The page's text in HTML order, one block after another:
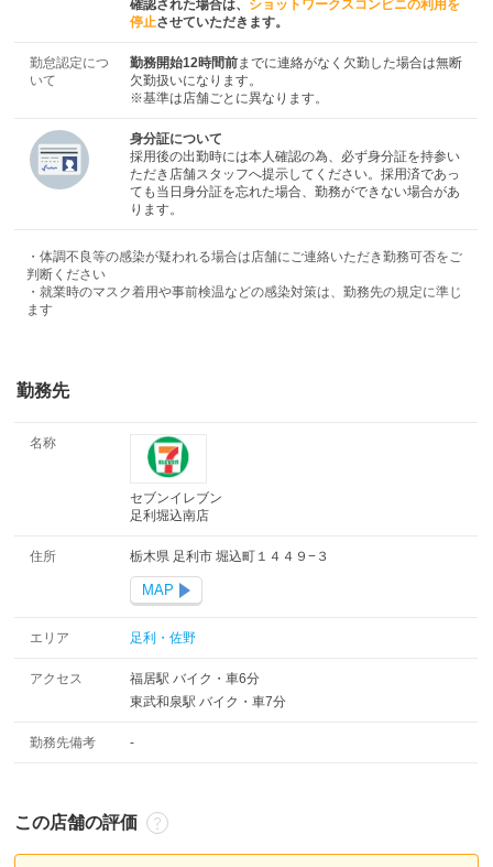
確認された場合は、 ショットワークスコンビニの利用を
停止させていただきます。
勤怠認定につ
いて
勤務開始12時間前までに連絡がなく欠勤した場合は無断
欠勤扱いになります。
※基準は店舗ごとに異なります。
身分証について
採用後の出勤時には本人確認の為、必ず身分証を持参い
ただき店舗スタッフへ提示してください。採用済であっ
ても当日身分証を忘れた場合、勤務ができない場合があ
ります。
・体調不良等の感染が疑われる場合は店舗にご連絡いただき勤務可否をご
判断ください
・就業時のマスク着用や事前検温などの感染対策は、勤務先の規定に準じ
ます
勤務先
名称
セブンイレブン
足利堀込南店
住所 栃木県 足利市 堀込町１４４９−３
MAP
エリア 足利・佐野
アクセス
福居駅 バイク・車6分
東武和泉駅 バイク・車7分
勤務先備考 -
この店舗の評価